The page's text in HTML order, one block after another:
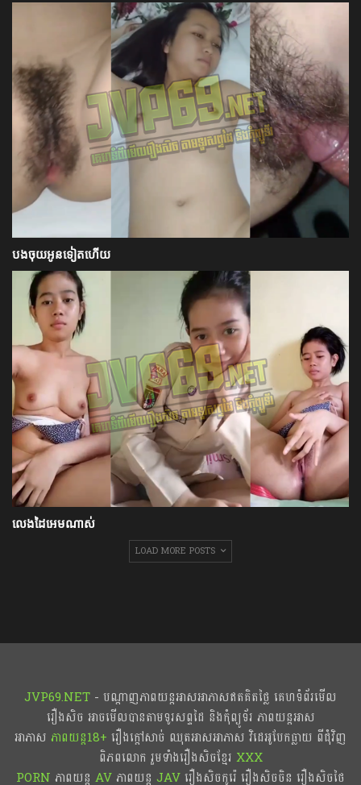
បងចុយអូនទៀតហើយ
លេងដៃអេមណាស់
LOAD MORE POSTS
JVP69.NET - បណ្ដាញភាពយន្តអាសអាភាសឥតគិតថ្លៃ គេហទំព័រមើល
រឿងសិច អាចមើលបានតាមទូរសព្ទដៃ និងកុំព្យូទ័រ ភាពយន្តអាស
អាភាស ភាពយន្ត18+​​ រឿងក្ដៅសាច់ ឈុតអាសអាភាស វិដេអូបែកធ្លាយ ពីជុំវិញ
ពិភពលោក រួមទាំងរឿងសិចខ្មែរ XXX
PORN ភាពយន្ត AVភាពយន្ត JAVរឿងសិចកូរ៉េ រឿងសិចចិន​ រឿងសិចថៃ